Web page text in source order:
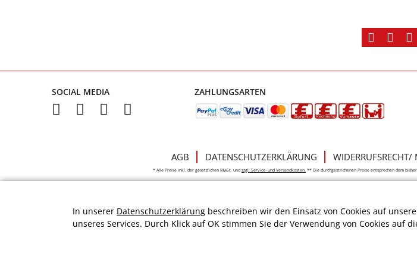
SOCIAL MEDIA ZAHLUNGSARTEN
AGB DATENSCHUTZERKLÄRUNG WIDERRUFSRECHT/
* Alle Preise inkl. der gesetzlichen MwSt. und zzgl. Service- und Versandkosten. ** Die durchgestrichenen Preise entsprechen dem
In unserer Datenschutzerklärung beschreiben wir den Einsatz von Cookies auf
unseres Services. Durch Klick auf OK stimmen Sie der Verwendung von Cookies auf